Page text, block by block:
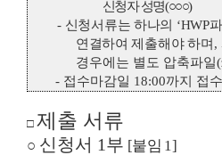
신청자 성명(○○○)
- 신청서류는 하나의 ‘HWP
연결하여 제출해야 하며 ,
경우에는 별도 압축파일
- 접수마감일 18:00까지 접
□ 제출 서류
○ 신청서 1부 [붙임 1]